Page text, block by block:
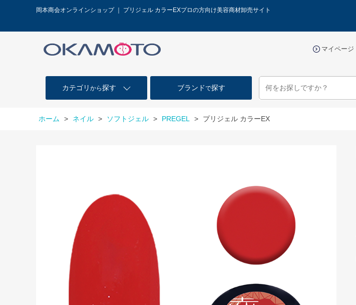
岡本商会オンラインショップ ｜ プリジェル カラーEXプロの方向け美容商材卸売サイト
マイページ
カテゴリ から探す ブランドで探す
ホーム > ネイル > ソフトジェル > PREGEL > プリジェル カラーEX